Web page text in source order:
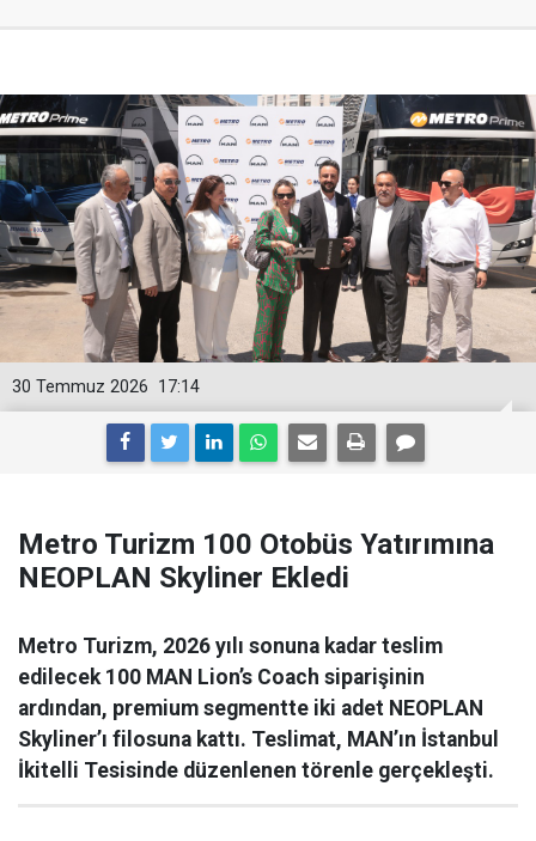
17:14
30 Temmuz 2026
Metro Turizm 100 Otobüs Yatırımına
NEOPLAN Skyliner Ekledi
Metro Turizm, 2026 yılı sonuna kadar teslim
edilecek 100 MAN Lion’s Coach siparişinin
ardından, premium segmentte iki adet NEOPLAN
Skyliner’ı filosuna kattı. Teslimat, MAN’ın İstanbul
İkitelli Tesisinde düzenlenen törenle gerçekleşti.